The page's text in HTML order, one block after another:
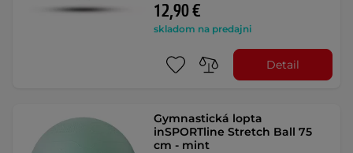
12,90 €
skladom na predajni
Detail
Gymnastická lopta
inSPORTline Stretch Ball 75
cm - mint